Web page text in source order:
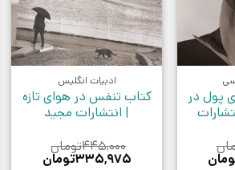
پول در
قیمت
ادبیات انگلیس
کتاب تنفس در هوای تازه
| انتشارات مجید
۴۴۵,۰۰۰تومان
قیمت
۳۳۵,۹۷۵تومان